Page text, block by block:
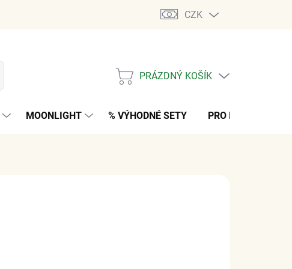
CZK
NÁKUPNÍ
PRÁZDNÝ KOŠÍK
MOONLIGHT % VÝHODNÉ SETY PRO MUŽE